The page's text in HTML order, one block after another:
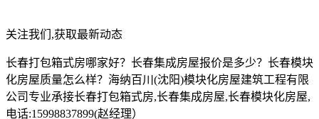
关注我们,获取最新动态
长春打包箱式房哪家好？长春集成房屋报价是多少？长春模块
化房屋质量怎么样？海纳百川(沈阳)模块化房屋建筑工程有限
公司专业承接长春打包箱式房,长春集成房屋,长春模块化房屋,
电话:15998837899(赵经理）